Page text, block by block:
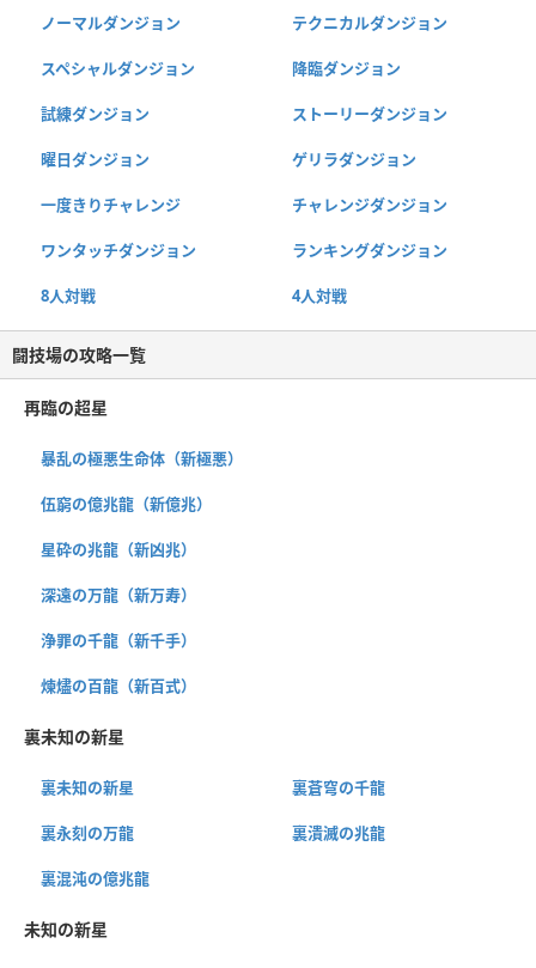
ノーマルダンジョン テクニカルダンジョン
スペシャルダンジョン 降臨ダンジョン
試練ダンジョン ストーリーダンジョン
曜日ダンジョン ゲリラダンジョン
一度きりチャレンジ チャレンジダンジョン
ワンタッチダンジョン ランキングダンジョン
8人対戦 4人対戦
闘技場の攻略一覧
再臨の超星
暴乱の極悪生命体（新極悪）
伍窮の億兆龍（新億兆）
星砕の兆龍（新凶兆）
深遠の万龍（新万寿）
浄罪の千龍（新千手）
煉燼の百龍（新百式）
裏未知の新星
裏未知の新星 裏蒼穹の千龍
裏永刻の万龍 裏潰滅の兆龍
裏混沌の億兆龍
未知の新星